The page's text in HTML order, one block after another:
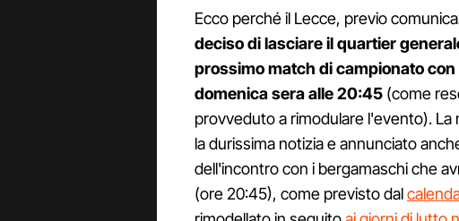
Ecco perché il Lecce, previo
deciso di lasciare il quartier
prossimo match di campionato
domenica sera alle 20:45 (come
provveduto a rimodulare l'evento). La
la durissima notizia e annunciato
dell'incontro con i bergamaschi che
(ore 20:45), come previsto dal